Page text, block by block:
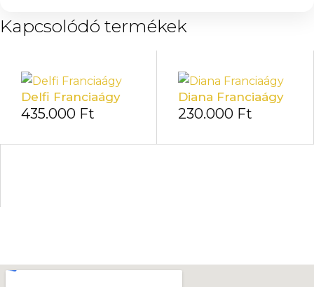
Kapcsolódó termékek
Delfi Franciaágy
435.000 Ft
Diana Franciaágy
230.000 Ft